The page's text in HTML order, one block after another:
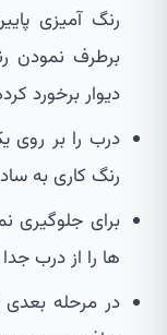
رنگ آمیزی
برطرف نمودن
دیوار برخورد
درب را بر روی
رنگ کاری به
برای جلوگیری
ها را از درب جدا
در مرحله